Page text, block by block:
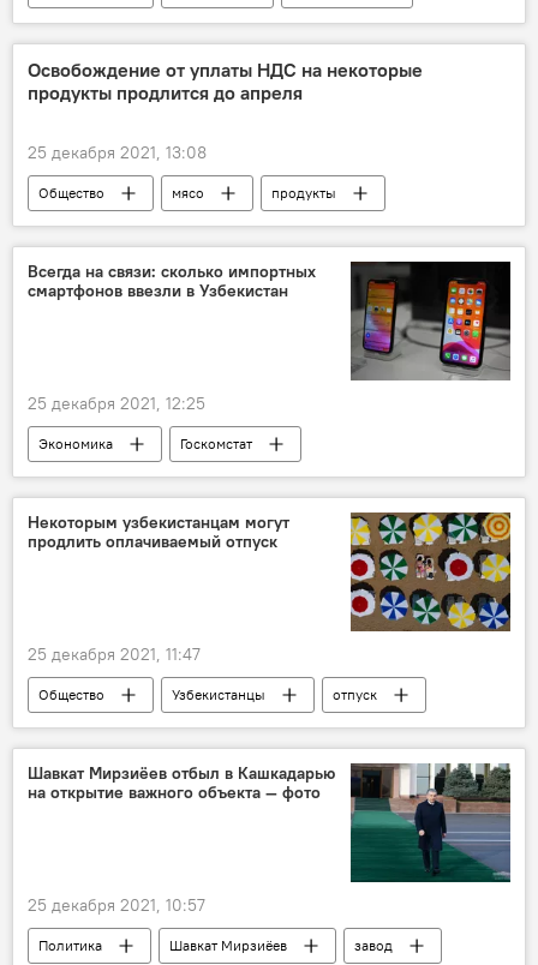
Освобождение от уплаты НДС на некоторые
продукты продлится до апреля
25 декабря 2021, 13:08
Общество мясо
продукты
картофель
НДС
Всегда на связи: сколько импортных
смартфонов ввезли в Узбекистан
25 декабря 2021, 12:25
Экономика
Госкомстат
мобильный телефон
смартфон
Некоторым узбекистанцам могут
продлить оплачиваемый отпуск
25 декабря 2021, 11:47
Общество Узбекистанцы отпуск
Шавкат Мирзиёев отбыл в Кашкадарью
на открытие важного объекта — фото
25 декабря 2021, 10:57
Политика Шавкат Мирзиёев
завод